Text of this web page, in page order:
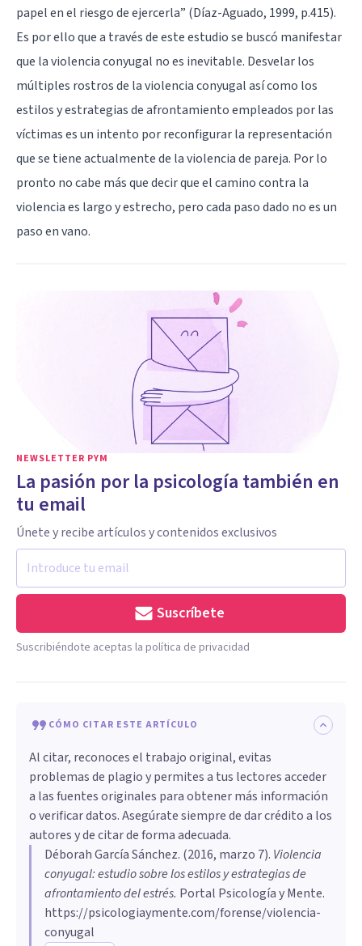
papel en el riesgo de ejercerla” (Díaz-Aguado, 1999, p.415).
Es por ello que a través de este estudio se buscó manifestar
que la violencia conyugal no es inevitable. Desvelar los
múltiples rostros de la violencia conyugal así como los
estilos y estrategias de afrontamiento empleados por las
víctimas es un intento por reconfigurar la representación
que se tiene actualmente de la violencia de pareja. Por lo
pronto no cabe más que decir que el camino contra la
violencia es largo y estrecho, pero cada paso dado no es un
paso en vano.
NEWSLETTER PYM
La pasión por la psicología también en
tu email
Únete y recibe artículos y contenidos exclusivos
Suscríbete
Suscribiéndote aceptas la política de privacidad
CÓMO CITAR ESTE ARTÍCULO
Al citar, reconoces el trabajo original, evitas
problemas de plagio y permites a tus lectores acceder
a las fuentes originales para obtener más información
o verificar datos. Asegúrate siempre de dar crédito a los
autores y de citar de forma adecuada.
Déborah García Sánchez. (2016, marzo 7). ​Violencia
conyugal: estudio sobre los estilos y estrategias de
afrontamiento del estrés. Portal Psicología y Mente.
https://psicologiaymente.com/forense/violencia-
conyugal